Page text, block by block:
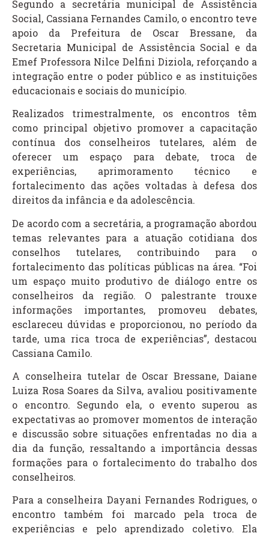
Segundo a secretária municipal de Assistência
Social, Cassiana Fernandes Camilo, o encontro teve
apoio da Prefeitura de Oscar Bressane, da
Secretaria Municipal de Assistência Social e da
Emef Professora Nilce Delfini Diziola, reforçando a
integração entre o poder público e as instituições
educacionais e sociais do município.
Realizados trimestralmente, os encontros têm
como principal objetivo promover a capacitação
contínua dos conselheiros tutelares, além de
oferecer um espaço para debate, troca de
experiências, aprimoramento técnico e
fortalecimento das ações voltadas à defesa dos
direitos da infância e da adolescência.
De acordo com a secretária, a programação abordou
temas relevantes para a atuação cotidiana dos
conselhos tutelares, contribuindo para o
fortalecimento das políticas públicas na área. “Foi
um espaço muito produtivo de diálogo entre os
conselheiros da região. O palestrante trouxe
informações importantes, promoveu debates,
esclareceu dúvidas e proporcionou, no período da
tarde, uma rica troca de experiências”, destacou
Cassiana Camilo.
A conselheira tutelar de Oscar Bressane, Daiane
Luiza Rosa Soares da Silva, avaliou positivamente
o encontro. Segundo ela, o evento superou as
expectativas ao promover momentos de interação
e discussão sobre situações enfrentadas no dia a
dia da função, ressaltando a importância dessas
formações para o fortalecimento do trabalho dos
conselheiros.
Para a conselheira Dayani Fernandes Rodrigues, o
encontro também foi marcado pela troca de
experiências e pelo aprendizado coletivo. Ela